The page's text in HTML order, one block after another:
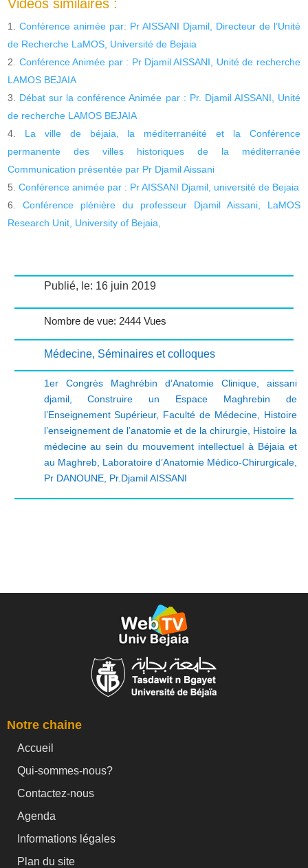
Vidéos similaires :
Conférence animée par: Pr AISSANI Djamil, Directeur de l’Unité
de Recherche LaMOS, Université de Bejaia
Conférence Animée par : Pr Djamil AISSANI, Unité de recherche
LAMOS BEJAIA
Débat sur la conférence Animée par : Pr. Djamil AISSANI, Unité
de recherche LAMOS BEJAIA
La ville de béjaia, la méditerranéité et la Conférence
permanente des villes historiques de la méditerranée
Communication présentée par Pr Djamil Aissani
Conférence animée par : Pr AISSANI Djamil, université de Bejaia
Conférence plénière du professeur Djamil Aissani, LaMOS
Research Unit, University of Bejaia,
Publié, le: 16 juin 2019
Nombre de vue: 2444 Vues
Médecine, Séminaires et colloques
1er Congrès Maghrébin d’Anatomie Clinique, aissani
djamil,Construire un Espace Maghrebin de
l’Enseignement Supérieur, Faculté de Médecine, Histoire
l’enseignement de l’anatomie et de la chirurgie Histoire la
médecine au sein du mouvement intellectuel à Béjaia et
au Maghreb, Laboratoire d’Anatomie Médico-Chirurgicale,
Pr DANOUNE, Pr.Djamil AISSANI
Notre chaine
Accueil
Qui-sommes-nous?
Contactez-nous
Agenda
Informations légales
Plan du site